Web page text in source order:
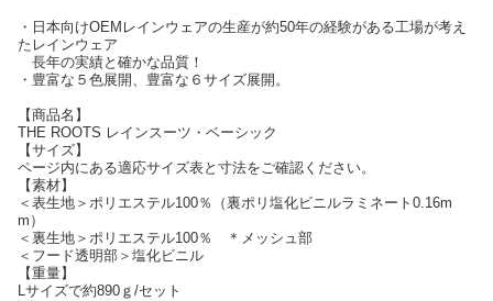
・日本向けOEMレインウェアの生産が約50年の経験がある工場が考え
たレインウェア
長年の実績と確かな品質！
・豊富な５色展開、豊富な６サイズ展開。
【商品名】
THE ROOTS レインスーツ・ベーシック
【サイズ】
ページ内にある適応サイズ表と寸法をご確認ください。
【素材】
＜表生地＞ポリエステル100％（裏ポリ塩化ビニルラミネート0.16m
m）
＜裏生地＞ポリエステル100％ ＊メッシュ部
＜フード透明部＞塩化ビニル
【重量】
Lサイズで約890ｇ/セット